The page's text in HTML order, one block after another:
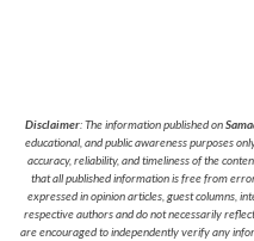
Disclaimer: The information published on
educational, and public awareness purposes
accuracy, reliability, and timeliness of the
that all published information is free from
expressed in opinion articles, guest columns,
respective authors and do not necessarily
are encouraged to independently verify any